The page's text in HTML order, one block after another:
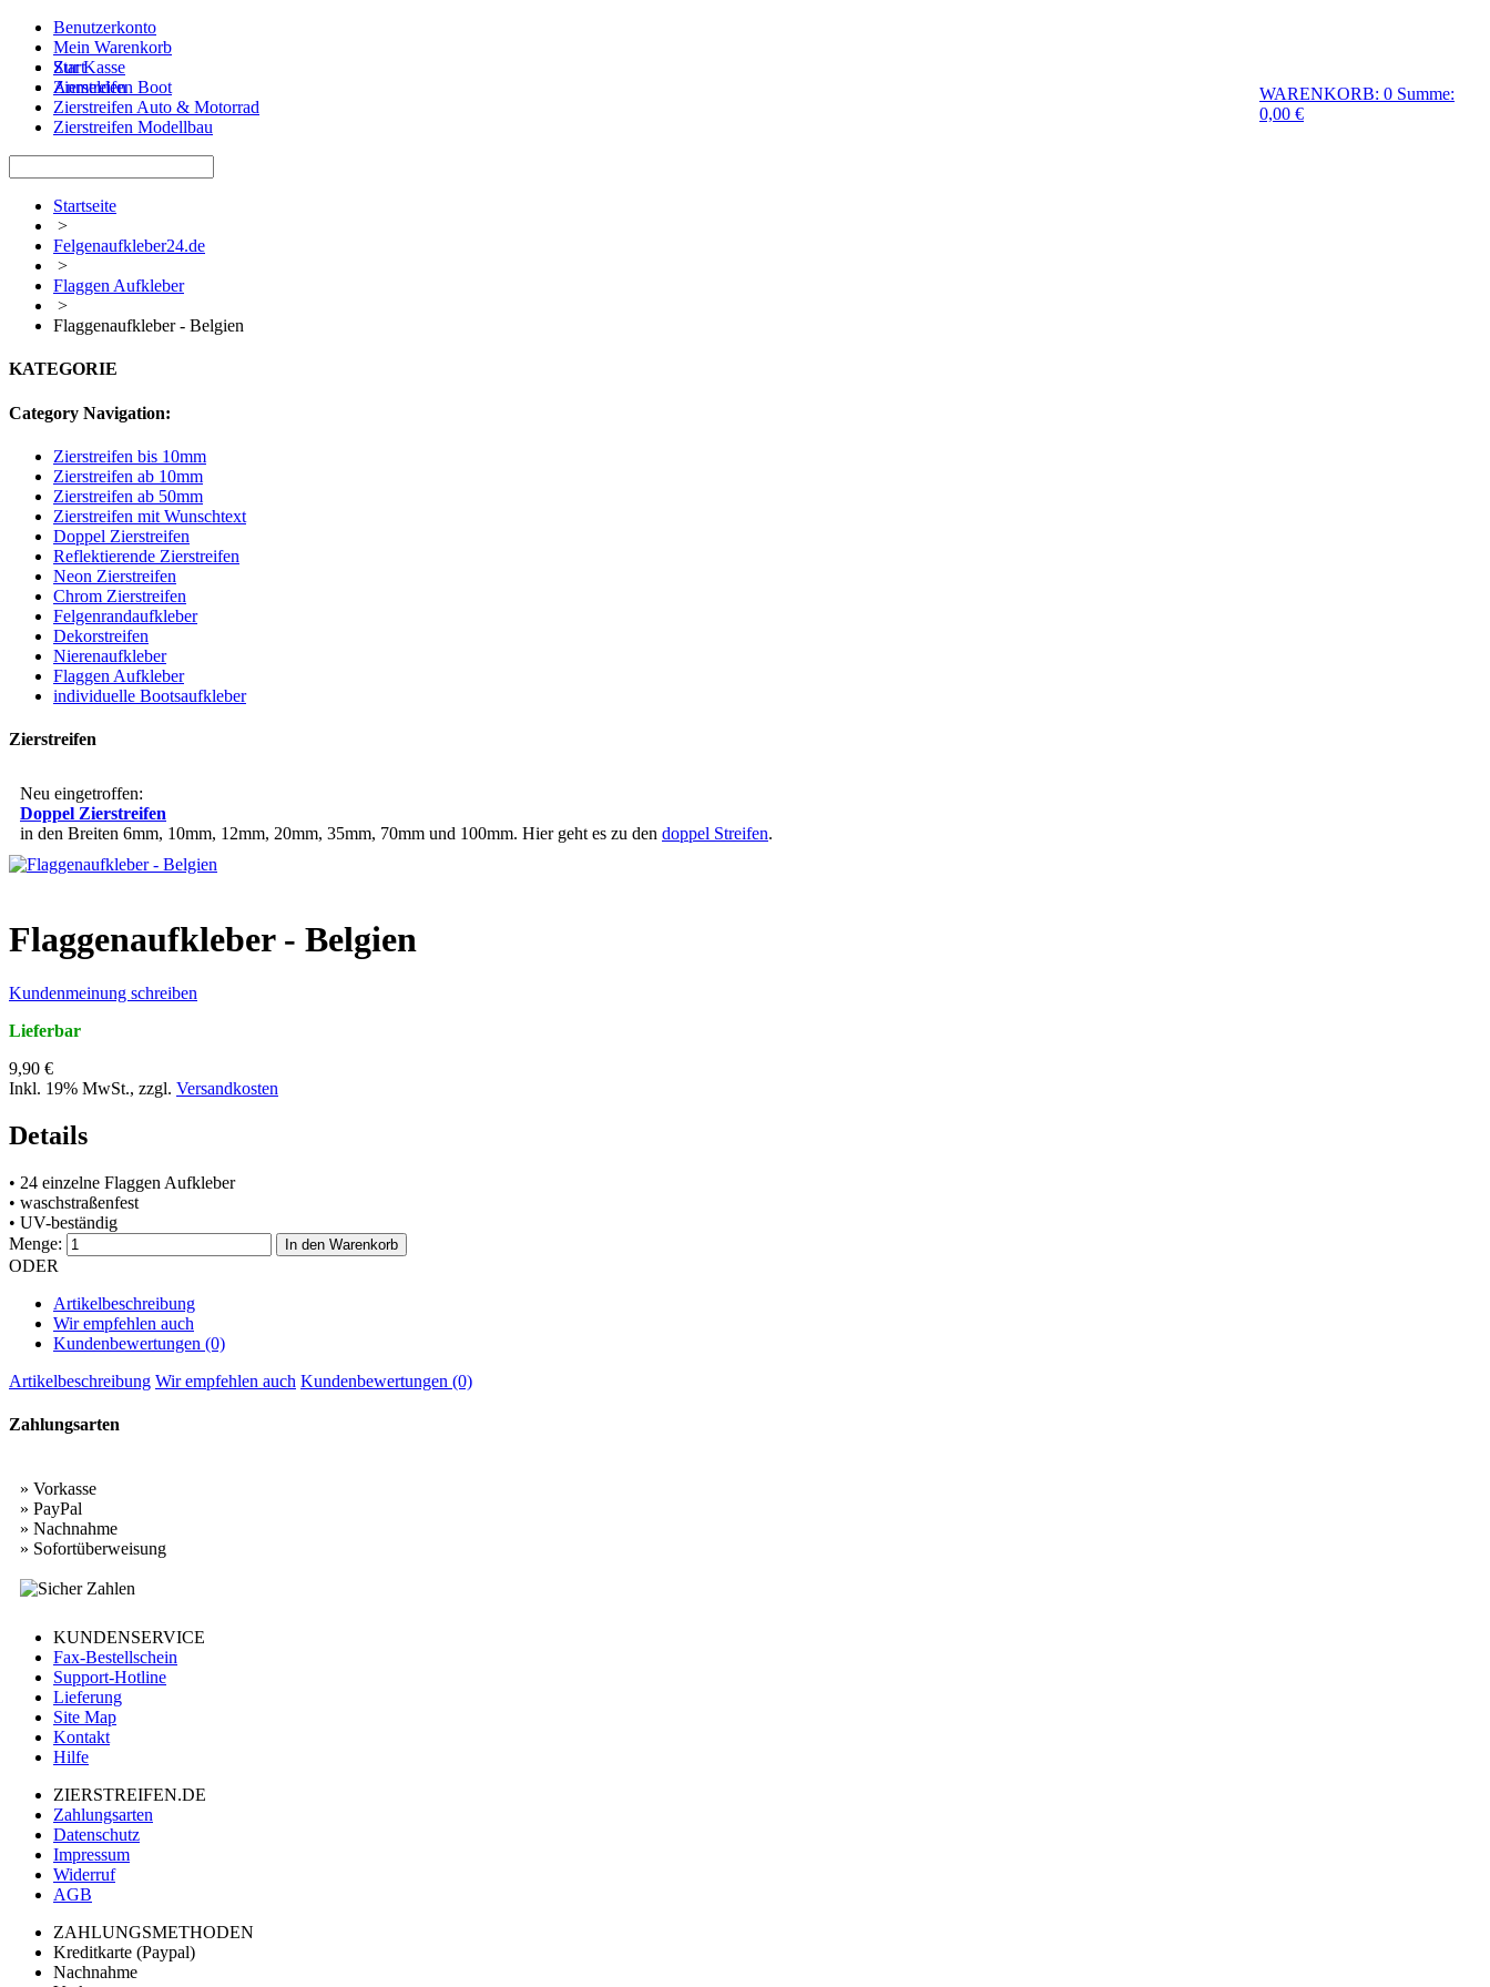
Benutzerkonto
Mein Warenkorb
Zur Kasse
Anmelden
WARENKORB: 0 Summe:
0,00 €
Start
Zierstreifen Boot
Zierstreifen Auto & Motorrad
Zierstreifen Modellbau
Startseite
>
Felgenaufkleber24.de
>
Flaggen Aufkleber
>
Flaggenaufkleber - Belgien
KATEGORIE
Category Navigation:
Zierstreifen bis 10mm
Zierstreifen ab 10mm
Zierstreifen ab 50mm
Zierstreifen mit Wunschtext
Doppel Zierstreifen
Reflektierende Zierstreifen
Neon Zierstreifen
Chrom Zierstreifen
Felgenrandaufkleber
Dekorstreifen
Nierenaufkleber
Flaggen Aufkleber
individuelle Bootsaufkleber
Zierstreifen
Neu eingetroffen:
Doppel Zierstreifen
in den Breiten 6mm, 10mm, 12mm, 20mm, 35mm, 70mm und 100mm. Hier geht es zu den doppel Streifen.
Flaggenaufkleber - Belgien
Kundenmeinung schreiben
Lieferbar
9,90 €
Inkl. 19% MwSt., zzgl. Versandkosten
Details
• 24 einzelne Flaggen Aufkleber
• waschstraßenfest
• UV-beständig
Menge:
In den Warenkorb
ODER
Artikelbeschreibung
Wir empfehlen auch
Kundenbewertungen (0)
Artikelbeschreibung Wir empfehlen auch Kundenbewertungen (0)
Zahlungsarten
» Vorkasse
» PayPal
» Nachnahme
» Sofortüberweisung
KUNDENSERVICE
Fax-Bestellschein
Support-Hotline
Lieferung
Site Map
Kontakt
Hilfe
ZIERSTREIFEN.DE
Zahlungsarten
Datenschutz
Impressum
Widerruf
AGB
ZAHLUNGSMETHODEN
Kreditkarte (Paypal)
Nachnahme